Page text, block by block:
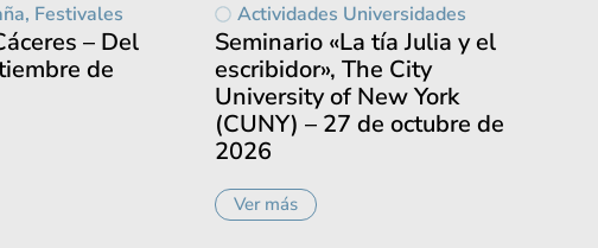
, Festivales
– Del
de
Actividades Universidades
Seminario «La tía Julia y el
escribidor», The City
University of New York
(CUNY) – 27 de octubre de
2026
Ver más